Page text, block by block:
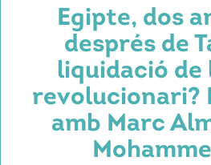
Egipte, dos
després de
liquidació de
revolucionari?
amb Marc